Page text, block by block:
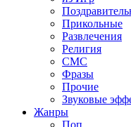
Прикольные
Развлечения
Религия
СМС
Фразы
Прочие
Звуковые
Жанры
Поп